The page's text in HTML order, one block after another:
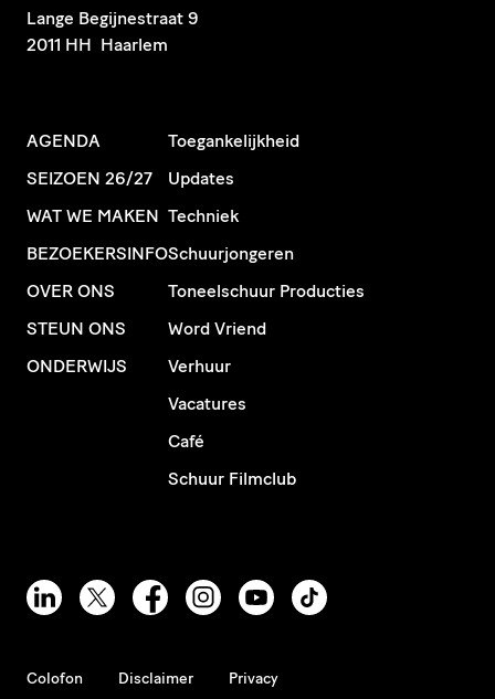
​Lange Begijnestraat 9
2011 HH Haarlem
AGENDA
SEIZOEN 26/27
WAT WE MAKEN
BEZOEKERSINFO
OVER ONS
STEUN ONS
ONDERWIJS
Toegankelijkheid
Updates
Techniek
Schuurjongeren
Toneelschuur Producties
Word Vriend
Verhuur
Vacatures
Café
Schuur Filmclub
Colofon Disclaimer Privacy